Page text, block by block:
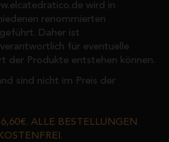
wird in
renommierten
Daher ist
für eventuelle
der Produkte entstehen können.
sind nicht im Preis der
ALLE BESTELLUNGEN